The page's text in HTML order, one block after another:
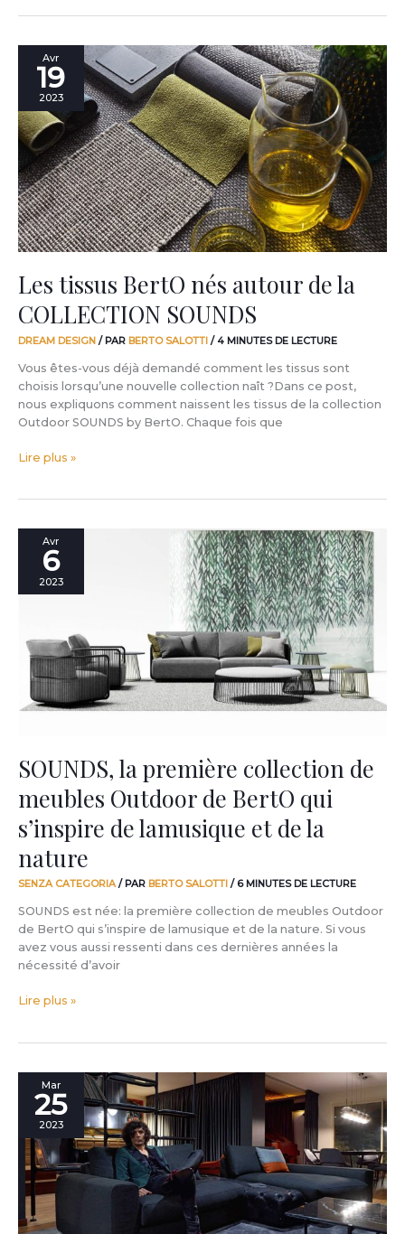
Avr
19
2023
Les tissus BertO nés autour de la
COLLECTION SOUNDS
DREAM DESIGN / PAR BERTO SALOTTI /4 MINUTES DE LECTURE
Vous êtes-vous déjà demandé comment les tissus sont
choisis lorsqu’une nouvelle collection naît ?Dans ce post,
nous expliquons comment naissent les tissus de la collection
Outdoor SOUNDS by BertO. Chaque fois que
tissus
BertO
autour
de
la
COLLECTION
SOUNDS
Lire plus »
Avr
6
2023
SOUNDS, la première collection de
meubles Outdoor de BertO qui
s’inspire de lamusique et de la
nature
SENZA CATEGORIA/ PAR BERTO SALOTTI / 6 MINUTES DE LECTURE
SOUNDS est née: la première collection de meubles Outdoor
de BertO qui s’inspire de lamusique et de la nature. Si vous
avez vous aussi ressenti dans ces dernières années la
nécessité d’avoir
SOUNDS,
première
Outdoor
de
BertO
qui
et
la
nature
Lire plus »
Mar
25
2023
studio
d’enregistrement
chanteur
Ermal
meublé
par